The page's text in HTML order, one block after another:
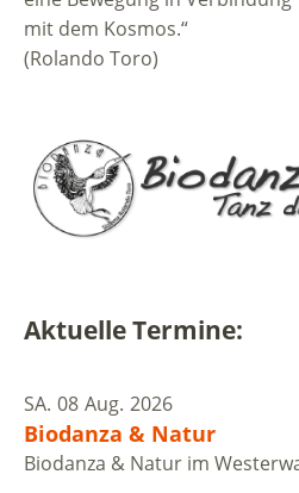
mit dem Kosmos.“
(Rolando Toro)
Aktuelle Termine:
SA. 08 Aug. 2026
Biodanza & Natur
Biodanza & Natur im